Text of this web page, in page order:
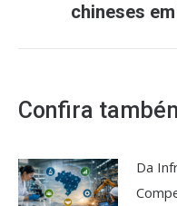
chineses
Confira
Da